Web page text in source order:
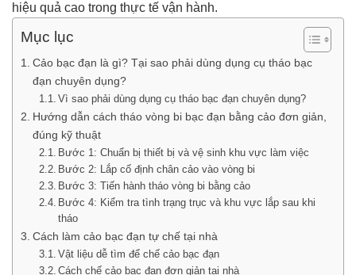
hiệu quả cao trong thực tế vận hành.
Mục lục
Cảo bạc đạn là gì? Tại sao phải dùng dụng cụ tháo bạc
đạn chuyên dụng?
Vì sao phải dùng dụng cụ tháo bạc đạn chuyên dụng?
Hướng dẫn cách tháo vòng bi bạc đạn bằng cảo đơn giản,
đúng kỹ thuật
Bước 1: Chuẩn bị thiết bị và vệ sinh khu vực làm việc
Bước 2: Lắp cố định chân cảo vào vòng bi
Bước 3: Tiến hành tháo vòng bi bằng cảo
Bước 4: Kiểm tra tình trạng trục và khu vực lắp sau khi
tháo
Cách làm cảo bạc đạn tự chế tại nhà
Vật liệu dễ tìm để chế cảo bạc đạn
Cách chế cảo bạc đạn đơn giản tại nhà